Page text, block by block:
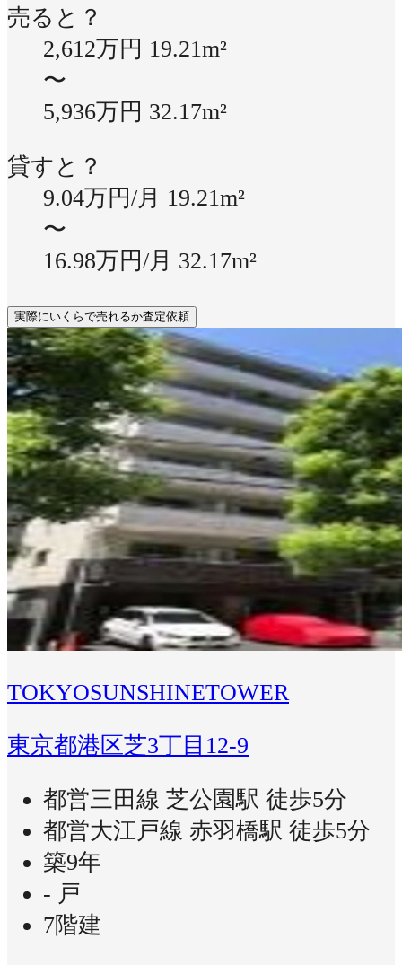
売ると？
2,612万円 19.21m²
〜
5,936万円 32.17m²
貸すと？
9.04万円/月 19.21m²
〜
16.98万円/月 32.17m²
実際にいくらで売れるか査定依頼
TOKYOSUNSHINETOWER
東京都港区芝3丁目12-9
都営三田線 芝公園駅 徒歩5分
都営大江戸線 赤羽橋駅 徒歩5分
築9年
- 戸
7階建